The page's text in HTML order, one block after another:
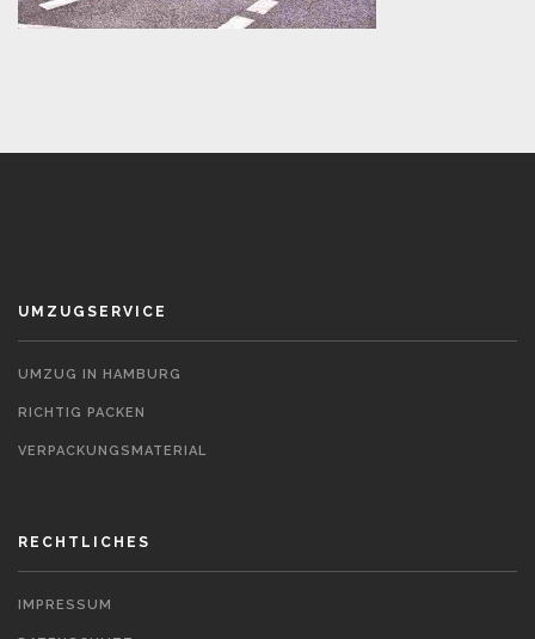
UMZUGSERVICE
UMZUG IN HAMBURG
RICHTIG PACKEN
VERPACKUNGSMATERIAL
RECHTLICHES
IMPRESSUM